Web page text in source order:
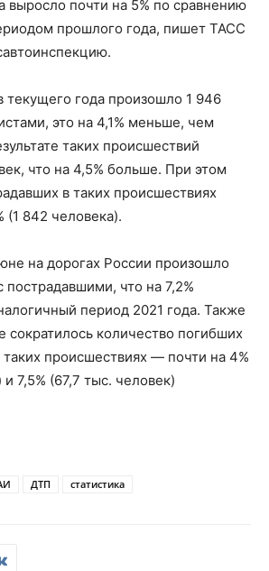
выросло почти на 5% по сравнению
прошлого года, пишет ТАСС
текущего года произошло 1 946
это на 4,1% меньше, чем
таких происшествий
что на 4,5% больше. При этом
в таких происшествиях
(1 842 человека).
на дорогах России произошло
пострадавшими, что на 7,2%
период 2021 года. Также
сократилось количество погибших
происшествиях — почти на 4%
7,5% (67,7 тыс. человек)
ДТП статистика